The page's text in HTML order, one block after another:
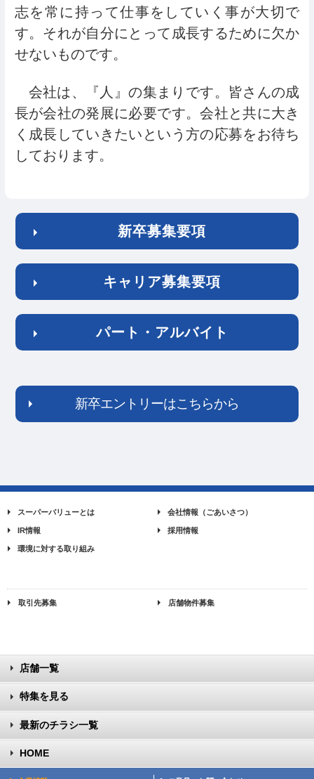
志を常に持って仕事をしていく事が大切で
す。それが自分にとって成長するために欠か
せないものです。
会社は、『人』の集まりです。皆さんの成
長が会社の発展に必要です。会社と共に大き
く成長していきたいという方の応募をお待ち
しております。
新卒募集要項
キャリア募集要項
パート・アルバイト
新卒エントリーはこちらから
スーパーバリューとは 会社情報（ごあいさつ）
IR情報 採用情報
環境に対する取り組み
取引先募集 店舗物件募集
店舗一覧
特集を見る
最新のチラシ一覧
HOME